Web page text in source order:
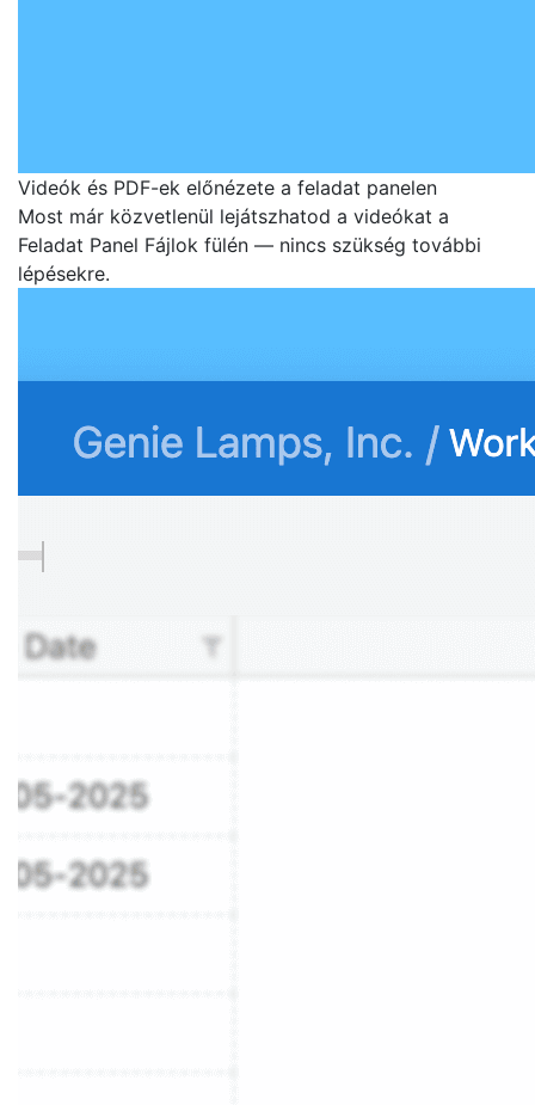
Videók és PDF-ek előnézete a feladat panelen
Most már közvetlenül lejátszhatod a videókat a
Feladat Panel Fájlok fülén — nincs szükség további
lépésekre.